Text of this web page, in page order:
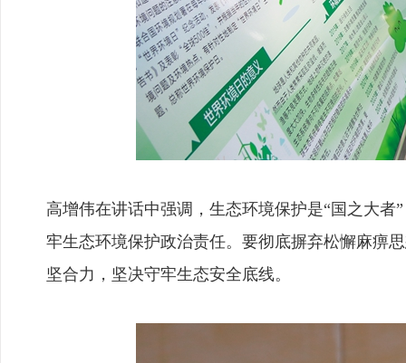
高增伟在讲话中强调，生态环境保护是“国之大
牢生态环境保护政治责任。要彻底摒弃松懈麻痹
坚合力，坚决守牢生态安全底线。